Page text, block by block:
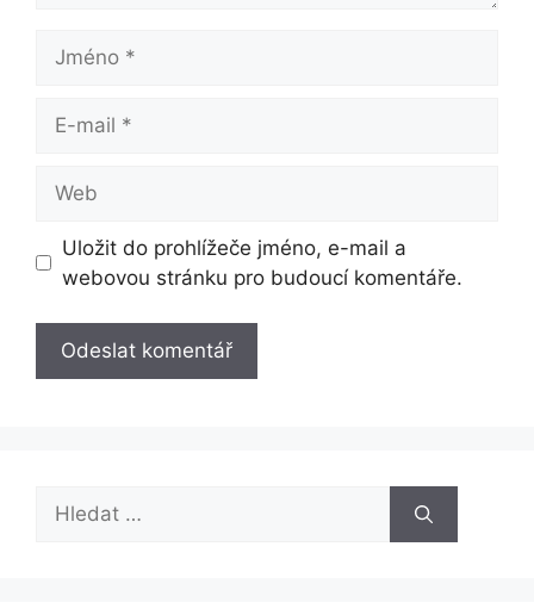
Jméno
mail
Uložit do prohlížeče jméno, e-mail a
webovou stránku pro budoucí komentáře.
Hledat: